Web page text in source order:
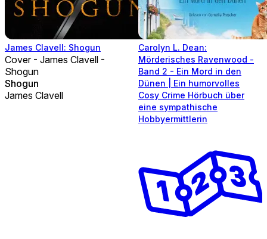
James Clavell: Shogun
Cover - James Clavell -
Shogun
Shogun
James Clavell
Carolyn L. Dean:
Mörderisches Ravenwood -
Band 2 - Ein Mord in den
Dünen | Ein humorvolles
Cosy Crime Hörbuch über
eine sympathische
Hobbyermittlerin